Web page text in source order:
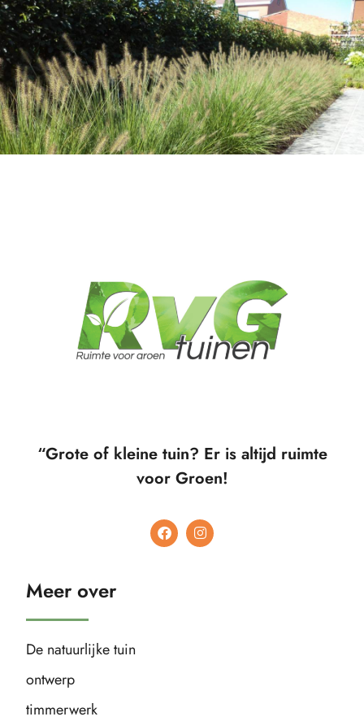
“Grote of kleine tuin? Er is altijd ruimte
voor Groen!
Meer over
De natuurlijke tuin
ontwerp
timmerwerk